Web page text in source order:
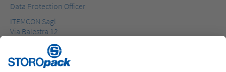
Data Protection Officer
ITEMCON Sagl
Via Balestra 12
Téléphone: +49 7123 164160
E-Mail: storopack.dpo@itemcon.com